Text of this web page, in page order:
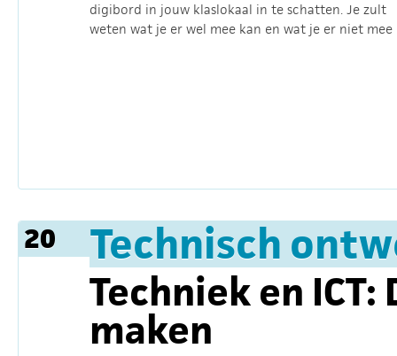
digibord in jouw klaslokaal in te schatten. Je zult
weten wat je er wel mee kan en wat je er niet mee
20 Technisch
Techniek en
maken